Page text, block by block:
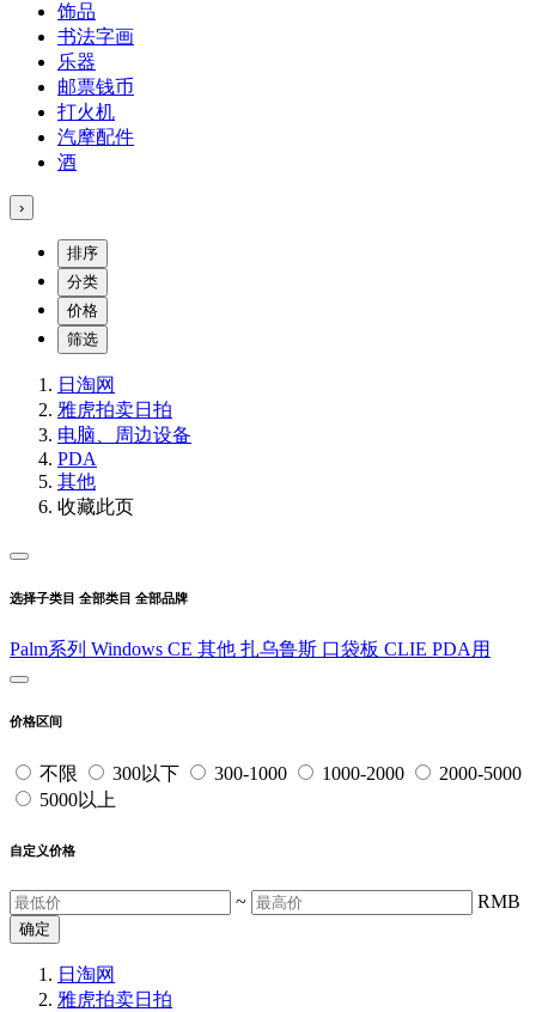
饰品
书法字画
乐器
邮票钱币
打火机
汽摩配件
酒
›
排序
分类
价格
筛选
日淘网
雅虎拍卖日拍
电脑、周边设备
PDA
其他
收藏此页
选择子类目 全部类目 全部品牌
Palm系列 Windows CE 其他 扎乌鲁斯 口袋板 CLIE PDA用
价格区间
不限 300以下 300-1000 1000-2000
2000-5000
5000以上
自定义价格
~ RMB
确定
日淘网
雅虎拍卖日拍